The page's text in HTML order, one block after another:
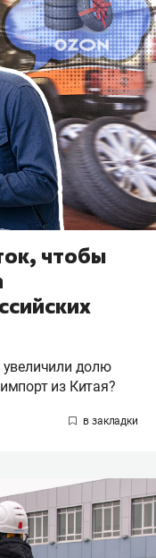
чтобы
увеличили долю
из Китая?